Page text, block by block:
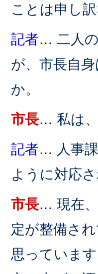
ことは申し
記者… 二人
が、市長自
か。
市長… 私は
記者… 人事
ように対応
市長… 現在
定が整備さ
思っていま